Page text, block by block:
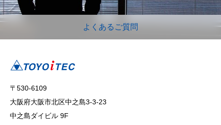
よくあるご質問
〒530-6109
大阪府大阪市北区中之島3-3-23
中之島ダイビル 9F